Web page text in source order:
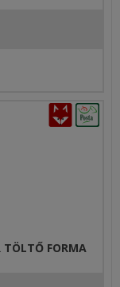
TÖLTŐ FORMA